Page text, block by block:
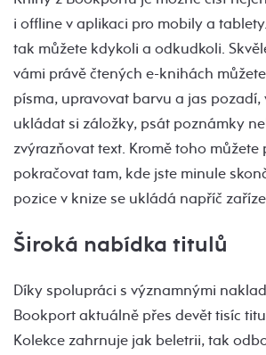
i offline v aplikaci pro mobily a
tak můžete kdykoli a odkudkoli.
vámi právě čtených e-knihách
písma, upravovat barvu a jas pozadí,
ukládat si záložky, psát poznámky
zvýrazňovat text. Kromě toho můžete
pokračovat tam, kde jste minule
pozice v knize se ukládá napříč
Široká nabídka titulů
Díky spolupráci s významnými
Bookport aktuálně přes devět tisíc
Kolekce zahrnuje jak beletrii, tak